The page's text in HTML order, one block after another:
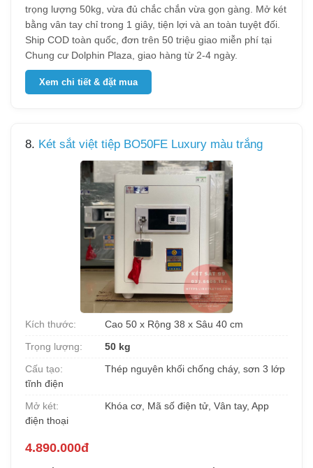
trọng lượng 50kg, vừa đủ chắc chắn vừa gọn gàng. Mở két
bằng vân tay chỉ trong 1 giây, tiện lợi và an toàn tuyệt đối.
Ship COD toàn quốc, đơn trên 50 triệu giao miễn phí tại
Chung cư Dolphin Plaza, giao hàng từ 2-4 ngày.
Xem chi tiết & đặt mua
8. Két sắt việt tiệp BO50FE Luxury màu trắng
Kích thước:
Cao 50 x Rộng 38 x Sâu 40 cm
Trọng lượng:
50 kg
Cấu tạo:
Thép nguyên khối chống cháy, sơn 3 lớp
tĩnh điện
Mở két:
Khóa cơ, Mã số điện tử, Vân tay, App
điện thoại
4.890.000đ